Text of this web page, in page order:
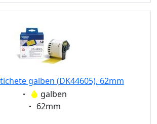
galben (DK44605), 62mm
Eigenschaft:
galben
Eigenschaft:
62mm